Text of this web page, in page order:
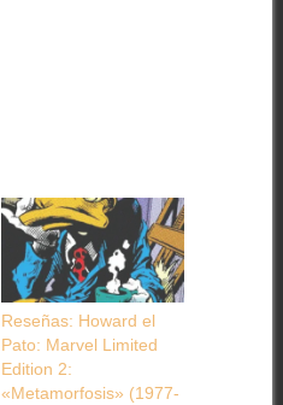
Reseñas: Howard el
Pato: Marvel Limited
Edition 2:
«Metamorfosis» (1977-